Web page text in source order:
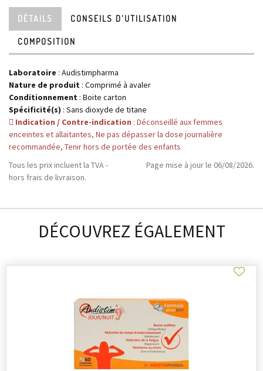
DÉTAILS CONSEILS D'UTILISATION
COMPOSITION
Laboratoire : Audistimpharma
Nature de produit : Comprimé à avaler
Conditionnement : Boite carton
Spécificité(s) : Sans dioxyde de titane
Indication / Contre-indication : Déconseillé aux femmes
enceintes et allaitantes, Ne pas dépasser la dose journalière
recommandée, Tenir hors de portée des enfants
Tous les prix incluent la TVA -
hors frais de livraison.
Page mise à jour le 06/08/2026.
DÉCOUVREZ ÉGALEMENT